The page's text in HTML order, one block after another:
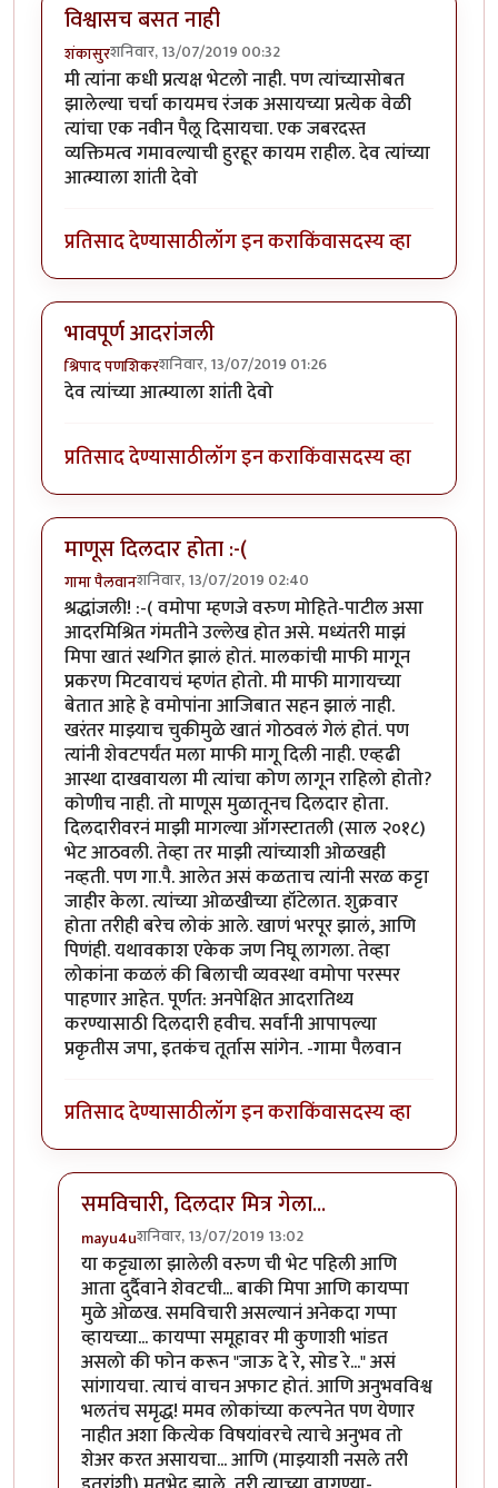
विश्वासच बसत नाही
शंकासुरशनिवार, 13/07/2019 00:32
मी त्यांना कधी प्रत्यक्ष भेटलो नाही. पण त्यांच्यासोबत
झालेल्या चर्चा कायमच रंजक असायच्या प्रत्येक वेळी
त्यांचा एक नवीन पैलू दिसायचा. एक जबरदस्त
व्यक्तिमत्व गमावल्याची हुरहूर कायम राहील. देव त्यांच्या
आत्म्याला शांती देवो
प्रतिसाद देण्यासाठीलॉग इन कराकिंवासदस्य व्हा
भावपूर्ण आदरांजली
श्रिपाद पणशिकरशनिवार, 13/07/2019 01:26
देव त्यांच्या आत्म्याला शांती देवो
प्रतिसाद देण्यासाठीलॉग इन कराकिंवासदस्य व्हा
माणूस दिलदार होता :-(
गामा पैलवानशनिवार, 13/07/2019 02:40
श्रद्धांजली! :-( वमोपा म्हणजे वरुण मोहिते-पाटील असा
आदरमिश्रित गंमतीने उल्लेख होत असे. मध्यंतरी माझं
मिपा खातं स्थगित झालं होतं. मालकांची माफी मागून
प्रकरण मिटवायचं म्हणंत होतो. मी माफी मागायच्या
बेतात आहे हे वमोपांना आजिबात सहन झालं नाही.
खरंतर माझ्याच चुकीमुळे खातं गोठवलं गेलं होतं. पण
त्यांनी शेवटपर्यंत मला माफी मागू दिली नाही. एव्हढी
आस्था दाखवायला मी त्यांचा कोण लागून राहिलो होतो?
कोणीच नाही. तो माणूस मुळातूनच दिलदार होता.
दिलदारीवरनं माझी मागल्या ऑगस्टातली (साल २०१८)
भेट आठवली. तेव्हा तर माझी त्यांच्याशी ओळखही
नव्हती. पण गा.पै. आलेत असं कळताच त्यांनी सरळ कट्टा
जाहीर केला. त्यांच्या ओळखीच्या हॉटेलात. शुक्रवार
होता तरीही बरेच लोकं आले. खाणं भरपूर झालं, आणि
पिणंही. यथावकाश एकेक जण निघू लागला. तेव्हा
लोकांना कळलं की बिलाची व्यवस्था वमोपा परस्पर
पाहणार आहेत. पूर्णत: अनपेक्षित आदरातिथ्य
करण्यासाठी दिलदारी हवीच. सर्वांनी आपापल्या
प्रकृतीस जपा, इतकंच तूर्तास सांगेन. -गामा पैलवान
प्रतिसाद देण्यासाठीलॉग इन कराकिंवासदस्य व्हा
समविचारी, दिलदार मित्र गेला...
mayu4uशनिवार, 13/07/2019 13:02
In reply toमाणूस दिलदार होता :-(byगामा पैलवान
या कट्ट्याला झालेली वरुण ची भेट पहिली आणि
आता दुर्दैवाने शेवटची... बाकी मिपा आणि कायप्पा
मुळे ओळख. समविचारी असल्यानं अनेकदा गप्पा
व्हायच्या... कायप्पा समूहावर मी कुणाशी भांडत
असलो की फोन करून "जाऊ दे रे, सोड रे..." असं
सांगायचा. त्याचं वाचन अफाट होतं. आणि अनुभवविश्व
भलतंच समृद्ध! ममव लोकांच्या कल्पनेत पण येणार
नाहीत अशा कित्येक विषयांवरचे त्याचे अनुभव तो
शेअर करत असायचा... आणि (माझ्याशी नसले तरी